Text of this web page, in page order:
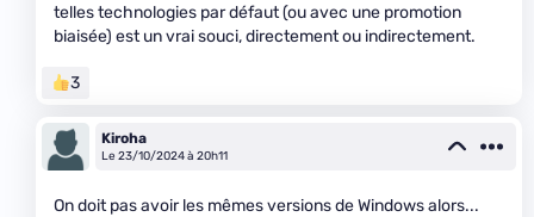
telles technologies par défaut (ou avec une promotion
biaisée) est un vrai souci, directement ou indirectement.
3
Kiroha
Le 23/10/2024 à 20h11
On doit pas avoir les mêmes versions de Windows alors...